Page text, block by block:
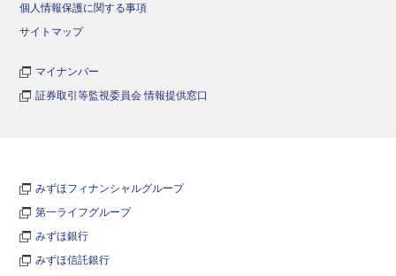
個人情報保護に関する事項
サイトマップ
マイナンバー
証券取引等監視委員会 情報提供窓口
みずほフィナンシャルグループ
第一ライフグループ
みずほ銀行
みずほ信託銀行